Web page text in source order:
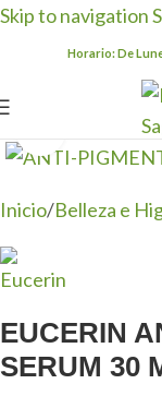
Skip to navigation
Horario: De
Clic para
Inicio/Belleza e
EUCERIN
SERUM 30